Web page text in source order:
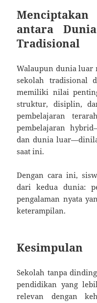
antara
Tradisional
Walaupun dunia luar
sekolah tradisional
memiliki nilai
struktur, disiplin,
pembelajaran
pembelajaran
dan dunia
saat ini.
Dengan cara ini,
dari kedua dunia:
pengalaman nyata
keterampilan.
Kesimpulan
Sekolah tanpa
pendidikan yang
relevan dengan